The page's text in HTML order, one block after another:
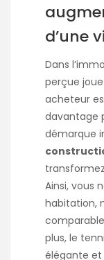
d’une
Dans
perçue
acheteur
davantage
démarque
Ainsi, vous
habitation,
plus, le
élégante